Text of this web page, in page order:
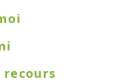
recours